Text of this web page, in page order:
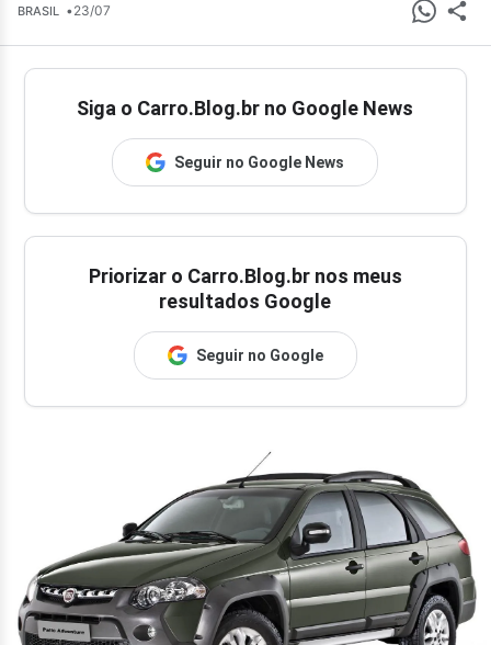
BRASIL •23/07
Siga o Carro.Blog.br no Google News
Seguir no Google News
Priorizar o Carro.Blog.br nos meus
resultados Google
Seguir no Google